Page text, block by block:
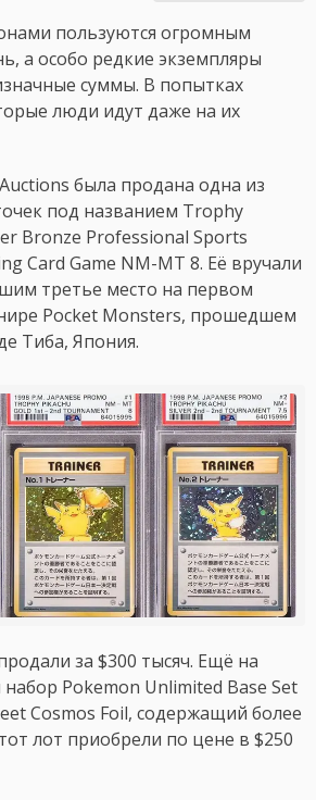
пользуются огромным
а особо редкие экземпляры
суммы. В попытках
люди идут даже на их
была продана одна из
под названием Trophy
Bronze Professional Sports
Card Game NM-MT 8. Её вручали
третье место на первом
Pocket Monsters, прошедшем
Тиба, Япония.
за $300 тысяч. Ещё на
Pokemon Unlimited Base Set
Cosmos Foil, содержащий более
лот приобрели по цене в $250